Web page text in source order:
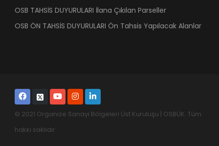
OSB TAHSİS DUYURULARI İlana Çıkılan Parseller
OSB ÖN TAHSİS DUYURULARI Ön Tahsis Yapılacak Alanlar
© 2021 Organize Sanayi Bölgeleri Üst Kuruluşu | OSBÜK. Tüm
hakkı saklıdır.